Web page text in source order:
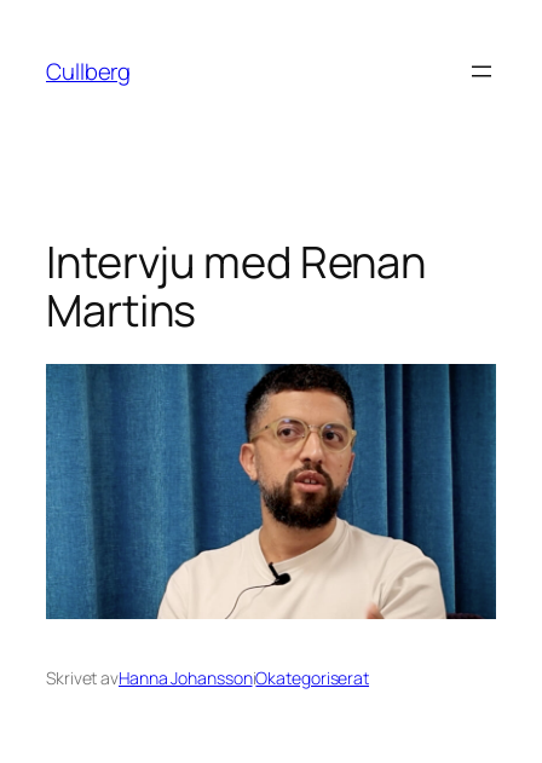
innehåll
Cullberg
Intervju med Renan
Martins
Skrivet avHanna JohanssoniOkategoriserat